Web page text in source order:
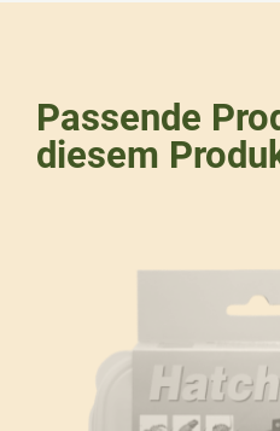
Passende
diesem